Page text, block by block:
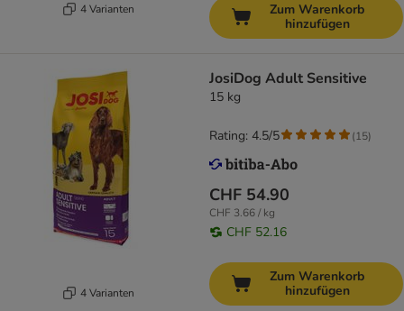
4 Varianten
Zum Warenkorb
hinzufügen
4 Varianten
JosiDog Adult Sensitive
15 kg
CHF 54.90
CHF 3.66 / kg
CHF 52.16
Rating: 4.5/5 (15)
Zum Warenkorb
hinzufügen